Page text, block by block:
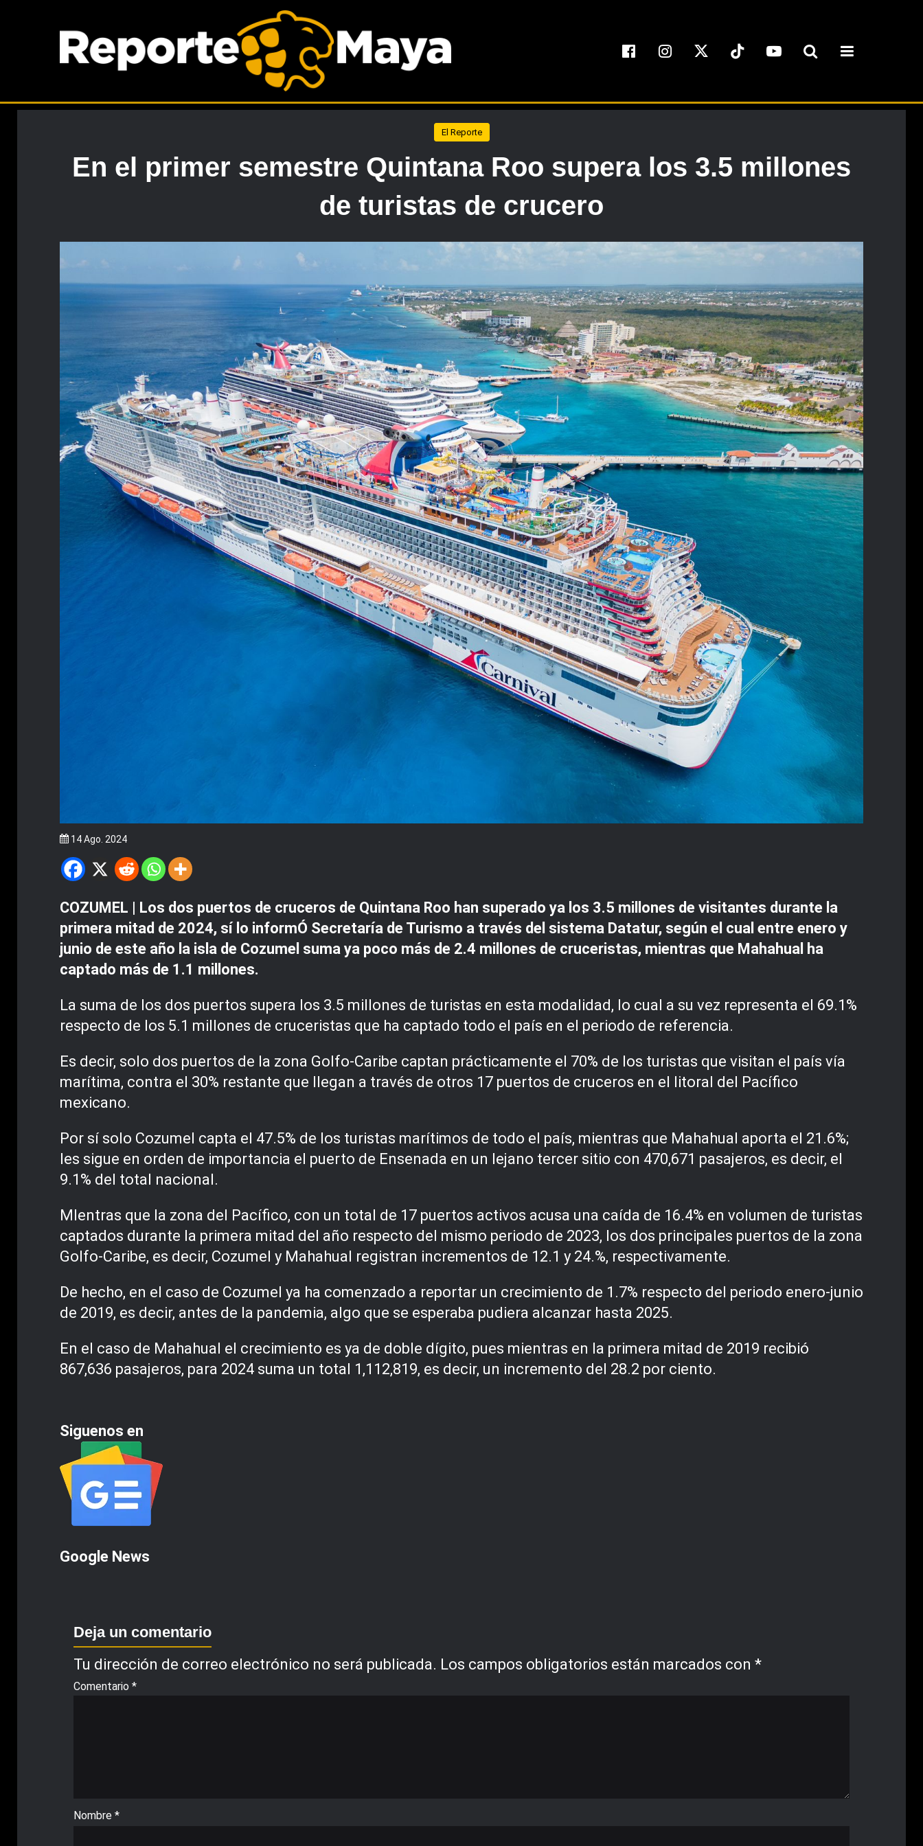
El Reporte
En el primer semestre Quintana Roo supera los 3.5 millones
de turistas de crucero
14 Ago. 2024
COZUMEL | Los dos puertos de cruceros de Quintana Roo han superado ya los 3.5 millones de visitantes durante la
primera mitad de 2024, sí lo informÓ Secretaría de Turismo a través del sistema Datatur, según el cual entre enero y
junio de este año la isla de Cozumel suma ya poco más de 2.4 millones de cruceristas, mientras que Mahahual ha
captado más de 1.1 millones.
La suma de los dos puertos supera los 3.5 millones de turistas en esta modalidad, lo cual a su vez representa el 69.1%
respecto de los 5.1 millones de cruceristas que ha captado todo el país en el periodo de referencia.
Es decir, solo dos puertos de la zona Golfo-Caribe captan prácticamente el 70% de los turistas que visitan el país vía
marítima, contra el 30% restante que llegan a través de otros 17 puertos de cruceros en el litoral del Pacífico
mexicano.
Por sí solo Cozumel capta el 47.5% de los turistas marítimos de todo el país, mientras que Mahahual aporta el 21.6%;
les sigue en orden de importancia el puerto de Ensenada en un lejano tercer sitio con 470,671 pasajeros, es decir, el
9.1% del total nacional.
MIentras que la zona del Pacífico, con un total de 17 puertos activos acusa una caída de 16.4% en volumen de turistas
captados durante la primera mitad del año respecto del mismo periodo de 2023, los dos principales puertos de la zona
Golfo-Caribe, es decir, Cozumel y Mahahual registran incrementos de 12.1 y 24.%, respectivamente.
De hecho, en el caso de Cozumel ya ha comenzado a reportar un crecimiento de 1.7% respecto del periodo enero-junio
de 2019, es decir, antes de la pandemia, algo que se esperaba pudiera alcanzar hasta 2025.
En el caso de Mahahual el crecimiento es ya de doble dígito, pues mientras en la primera mitad de 2019 recibió
867,636 pasajeros, para 2024 suma un total 1,112,819, es decir, un incremento del 28.2 por ciento.
Siguenos en
Google News
Deja un comentario
Tu dirección de correo electrónico no será publicada. Los campos obligatorios están marcados con *
Comentario *
Nombre *